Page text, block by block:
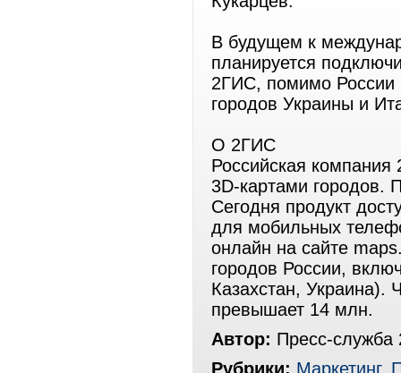
В будущем к
планируется
2ГИС, помимо России
городов Украины и
О 2ГИС
Российская
3D-картами городов.
Сегодня продукт
для мобильных
онлайн на сайте
городов России,
Казахстан, Украина).
превышает 14 млн.
Автор: Пресс-служба
Рубрики: Маркетинг,